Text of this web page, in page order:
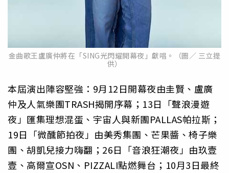
金曲歌王盧廣仲將在「SING光閃耀開幕夜」獻唱。（圖／ 三立提
供）
本屆演出陣容堅強：9月12日開幕夜由圭賢、盧廣
仲及人氣樂團TRASH揭開序幕；13日「聲浪漫遊
夜」匯集理想混蛋、宇宙人與新團PALLAS帕拉斯；
19日「微醺節拍夜」由美秀集團、芒果醬、椅子樂
團、胡凱兒接力嗨翻；26日「音浪狂潮夜」由玖壹
壹、高爾宣OSN、PIZZALI點燃舞台；10月3日最終